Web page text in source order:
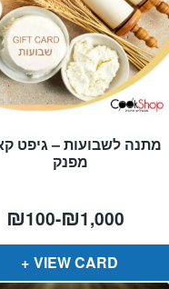
מתנה לשבועות – גיפט
מפנק
₪100-₪1,000
VIEW CARD